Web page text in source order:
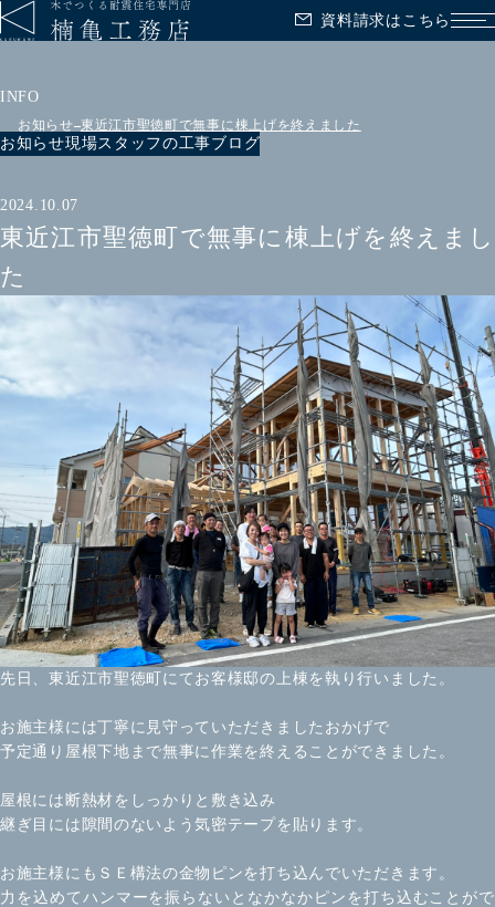
資料請求はこちら メ
INFO
お知らせ 東近江市聖徳町で無事に棟上げを終えました
お知らせ現場スタッフの工事ブログ
2024.10.07
東近江市聖徳町で無事に棟上げを終えまし
た
先日、東近江市聖徳町にてお客様邸の上棟を執り行いました。
お施主様には丁寧に見守っていただきましたおかげで
予定通り屋根下地まで無事に作業を終えることができました。
屋根には断熱材をしっかりと敷き込み
継ぎ目には隙間のないよう気密テープを貼ります。
お施主様にもＳＥ構法の金物ピンを打ち込んでいただきます。
力を込めてハンマーを振らないとなかなかピンを打ち込むことがで